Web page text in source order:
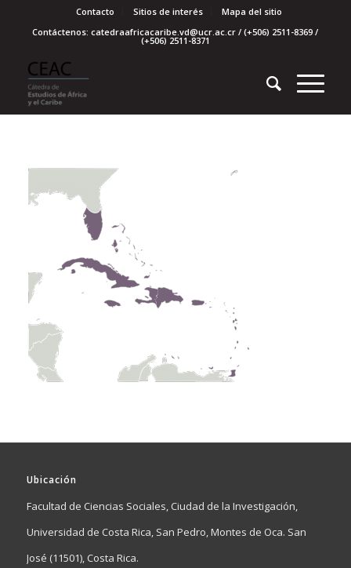
Contacto Sitios de interés
Mapa del sitio
Contáctenos: catedraafricacaribe.vd@ucr.ac.cr / (+506) 2511-8369 /
(+506) 2511-8371
Ubicación
Facultad de Ciencias Sociales, Ciudad de la Investigación,
Universidad de Costa Rica, San Pedro, Montes de Oca. San
José (11501), Costa Rica.